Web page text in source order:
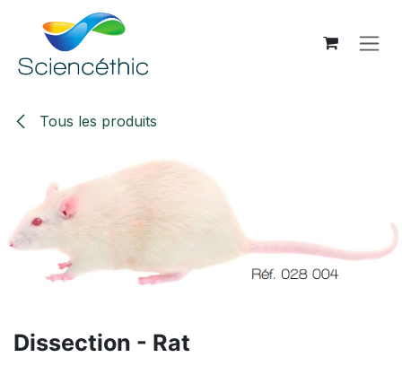
Se rendre au contenu
Tous les produits
Dissection - Rat